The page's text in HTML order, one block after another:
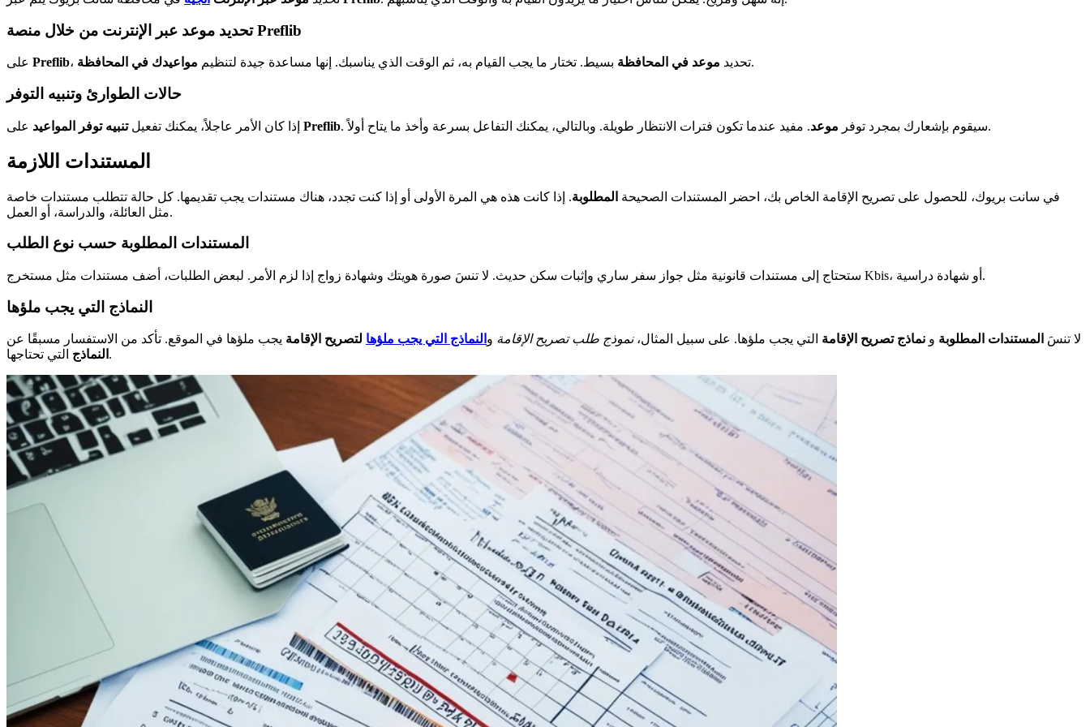
تحديد موعد عبر الإنترنت من خلال منصة Preflib
Preflib ، تحديد موعد في المحافظة بسيط. تختار ما يجب القيام به، ثم الوقت الذي يناسبك. إنها مساعدة جيدة لتنظيم مواعيدك في المحافظة .
حالات الطوارئ وتنبيه التوفر
إذا كان الأمر عاجلاً، يمكنك تفعيلتنبيه توفر المواعيد Preflib . سيقوم بإشعارك بمجرد توفر موعد . مفيد عندما تكون فترات الانتظار طويلة. وبالتالي، يمكنك التفاعل بسرعة وأخذ ما يتاح أولاً.
المستندات اللازمة
في سانت بريوك، للحصول على تصريح الإقامة الخاص بك، احضر المستندات الصحيحة المطلوبة. إذا كانت هذه هي المرة الأولى أو إذا كنت تجدد، هناك مستندات يجب تقديمها. كل حالة تتطلب مستندات خاصة
مثل العائلة، والدراسة، أو العمل.
المستندات المطلوبة حسب نوع الطلب
ستحتاج إلى مستندات قانونية مثل جواز سفر ساري وإثبات سكن حديث. لا تنسَ صورة هويتك وشهادة زواج إذا لزم الأمر. لبعض الطلبات، أضف مستندات مثل مستخرج Kbis، أو شهادة دراسية.
النماذج التي يجب ملؤها
لا تنسَ المستندات المطلوبة و نماذج تصريح الإقامة التي يجب ملؤها. على سبيل المثال،نموذج طلب تصريح الإقامة و النماذج التي يجب ملؤها لتصريح الإقامة يجب ملؤها في الموقع. تأكد من الاستفسار مسبقًا عن
النماذج التي تحتاجها.